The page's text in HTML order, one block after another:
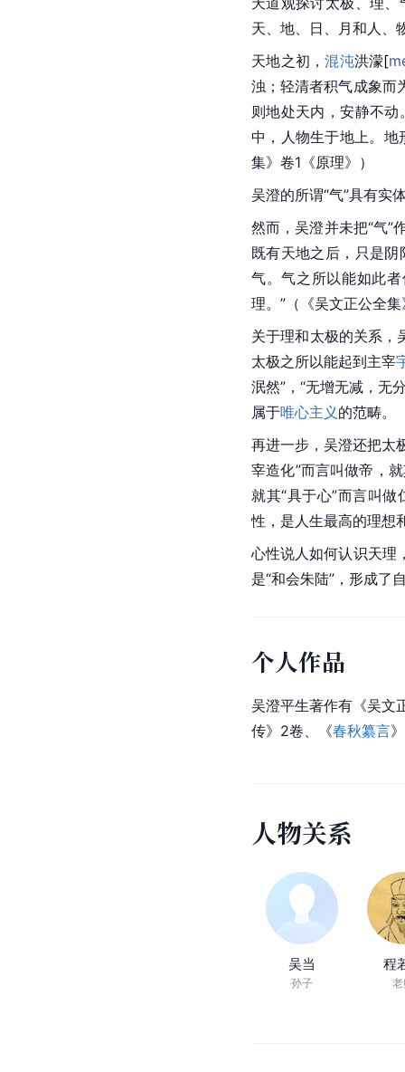
天、地、日、月和人、
天地之初，混沌洪濛[
浊；轻清者积气成象而
则地处天内，安静不
中，人物生于地上。地
集》卷1《原理》）
吴澄的所谓“气”具有实
然而，吴澄并未把“气”
既有天地之后，只是
气。气之所以能如此
理。”（《吴文正公全
关于理和太极的关系，
太极之所以能起到主宰
泯然”，“无增无减，无
属于唯心主义 的范畴。
再进一步，吴澄还把太
宰造化”而言叫做帝，
就其“具于心”而言叫
性，是人生最高的理想
心性说人如何认识天理
是“和会朱陆”，形成了
个人作品
吴澄平生著作有《吴文
传》2卷、《春秋纂言
人物关系
吴当
孙子
程